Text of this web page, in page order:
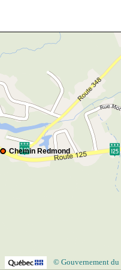
Chemin Redmond
© Gouvernement du